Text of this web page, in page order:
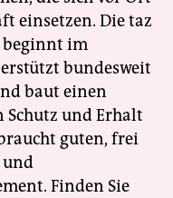
einsetzen. Die taz
beginnt im
bundesweit
baut einen
Schutz und Erhalt
guten, frei
und
Finden Sie